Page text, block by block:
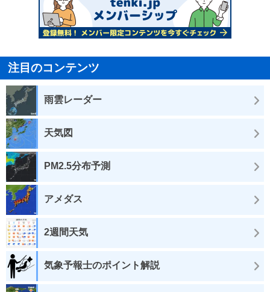
注目のコンテンツ
雨雲レーダー
天気図
PM2.5分布予測
アメダス
2週間天気
気象予報士のポイント解説